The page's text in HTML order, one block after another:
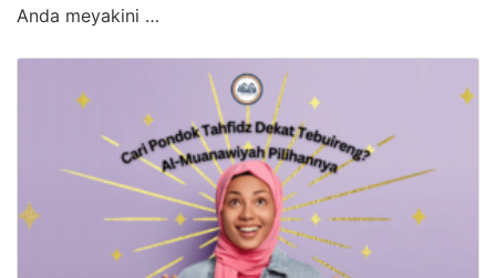
Anda meyakini …